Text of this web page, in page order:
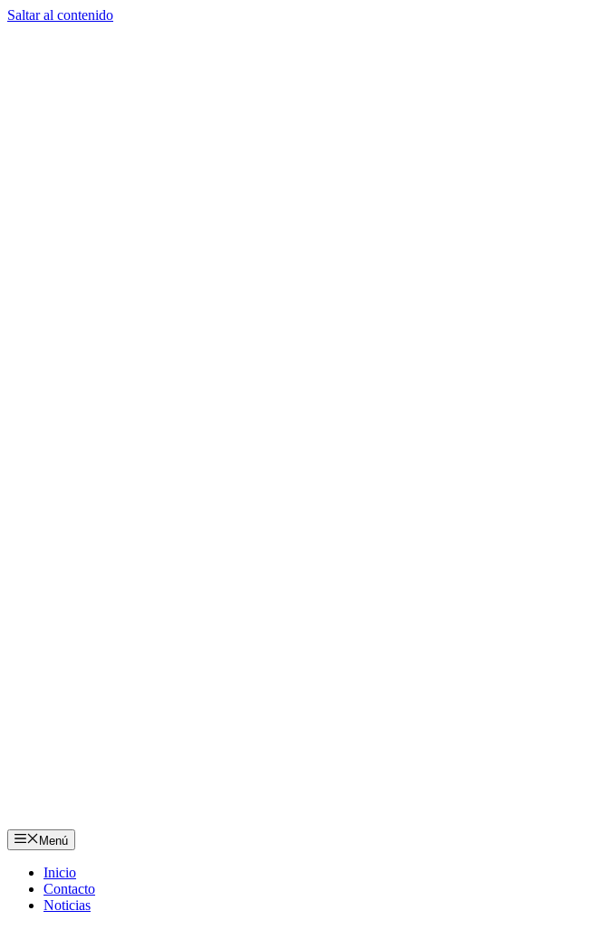
Saltar al contenido
Menú
Inicio
Contacto
Noticias